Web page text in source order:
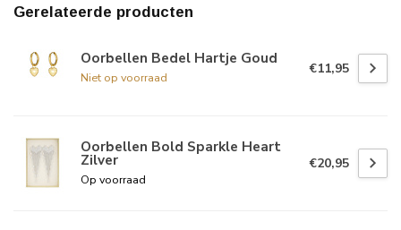
Gerelateerde producten
Oorbellen Bedel Hartje Goud
Niet op voorraad
€11,95
Oorbellen Bold Sparkle Heart
Zilver
Op voorraad
€20,95